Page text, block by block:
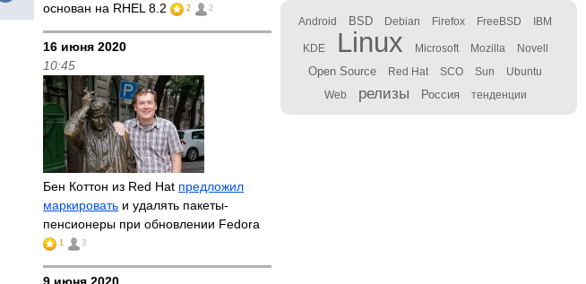
основан на RHEL 8.2
2 2
16 июня 2020
10:45
Бен Коттон из Red Hat предложил
маркировать и удалять пакеты-
пенсионеры при обновлении Fedora
1 3
Android BSD Debian Firefox FreeBSD IBM
KDE Linux Microsoft Mozilla Novell
Open Source Red Hat SCO Sun Ubuntu
Web релизы Россия тенденции